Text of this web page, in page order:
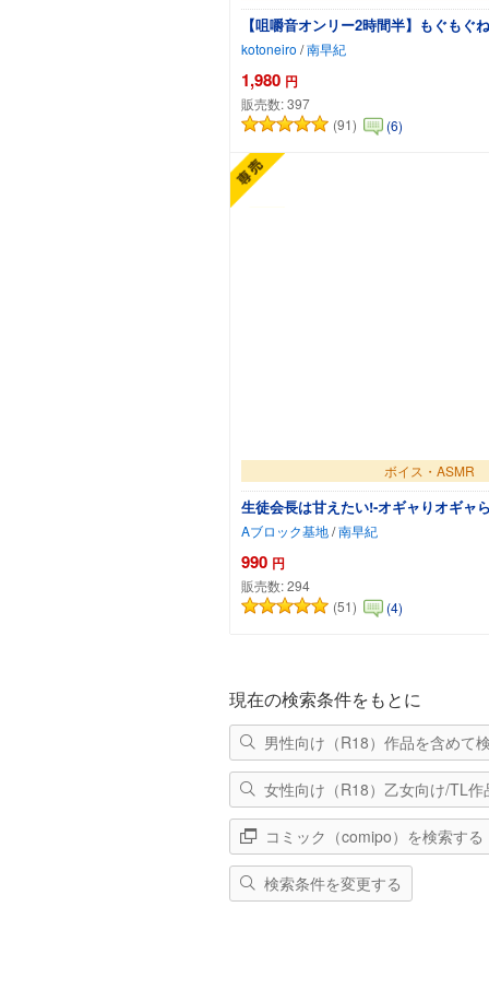
【咀嚼音オンリー2時間半】もぐも
kotoneiro /南早紀
1,980 円
販売数:397
(91)
(6)
ボイス・ASMR
生徒会長は甘えたい!‐オギャりオギャ
Aブロック基地/南早紀
990 円
販売数:294
(51)
(4)カートに追加
現在の検索条件をもとに
男性向け（R18）作品を含めて
女性向け（R18）乙女向け/TL作
コミック（comipo）を検索する
検索条件を変更する